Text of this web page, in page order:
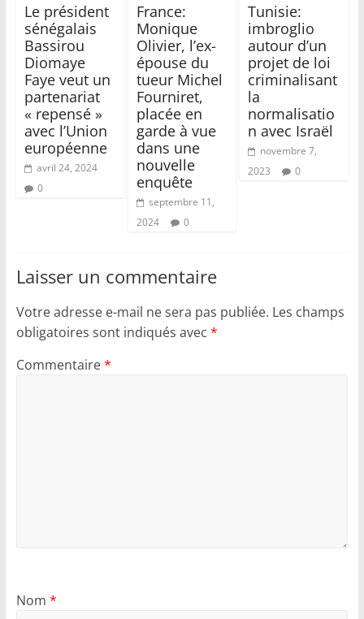
Le président
sénégalais
Bassirou
Diomaye
Faye veut un
partenariat
« repensé »
avec l’Union
européenne
avril 24, 2024
0
France:
Monique
Olivier, l’ex-
épouse du
tueur Michel
Fourniret,
placée en
garde à vue
dans une
nouvelle
enquête
septembre 11,
2024
0
Tunisie:
imbroglio
autour d’un
projet de loi
criminalisant
la
normalisatio
n avec Israël
novembre 7,
2023
0
Laisser un commentaire
Votre adresse e-mail ne sera pas publiée. Les champs
obligatoires sont indiqués avec *
Commentaire*
Nom *